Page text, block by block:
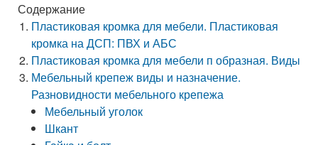
Содержание
Пластиковая кромка для мебели. Пластиковая
кромка на ДСП: ПВХ и АБС
Пластиковая кромка для мебели п образная. Виды
Мебельный крепеж виды и назначение.
Разновидности мебельного крепежа
Мебельный уголок
Шкант